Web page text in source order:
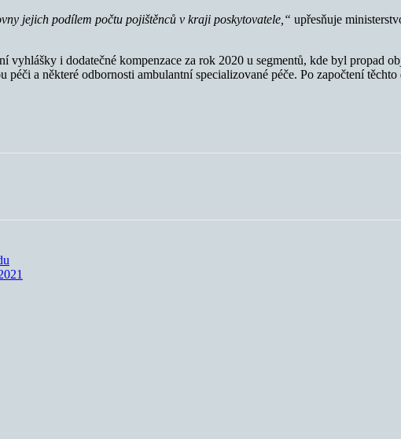
jejich podílem počtu pojištěnců v kraji poskytovatele,“ upřesňuje
i dodatečné kompenzace za rok 2020 u segmentů, kde byl propad
péči a některé odbornosti ambulantní specializované péče. Po započtení